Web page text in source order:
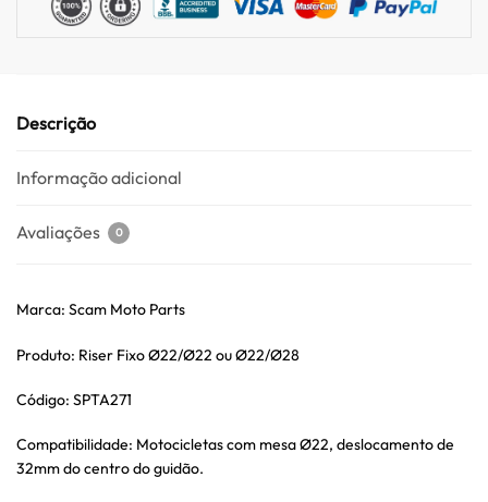
Descrição
Informação adicional
Avaliações 0
Marca: Scam Moto Parts
Produto: Riser Fixo Ø22/Ø22 ou Ø22/Ø28
Código: SPTA271
Compatibilidade: Motocicletas com mesa Ø22, deslocamento de
32mm do centro do guidão.